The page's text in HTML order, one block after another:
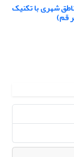
شهری با تکنیک